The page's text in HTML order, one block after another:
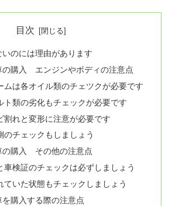
目次
のには理由があります
の購入 エンジンやボディの注意点
ムは各オイル類のチェツクが必要です
ト類の劣化もチェックが必要です
割れと変形に注意が必要です
のチェックもしましょう
の購入 その他の注意点
車検証のチェックは必ずしましょう
ていた状態もチェックしましょう
購入する際の注意点